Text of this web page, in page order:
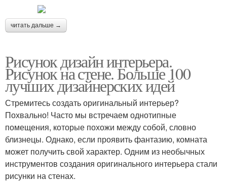
читать дальше →
Рисунок дизайн интерьера.
Рисунок на стене. Больше 100
лучших дизайнерских идей
Стремитесь создать оригинальный интерьер?
Похвально! Часто мы встречаем однотипные
помещения, которые похожи между собой, словно
близнецы. Однако, если проявить фантазию, комната
может получить свой характер. Одним из необычных
инструментов создания оригинального интерьера стали
рисунки на стенах.